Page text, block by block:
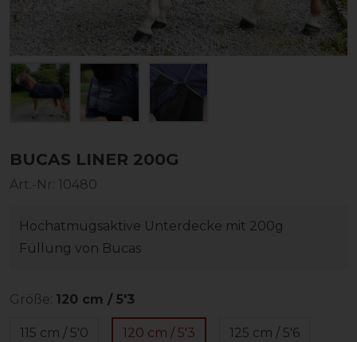
BUCAS LINER 200G
Art.-Nr: 10480
Hochatmugsaktive Unterdecke mit 200g
Füllung von Bucas
Größe: 120 cm / 5'3
115 cm / 5'0 120 cm / 5'3 125 cm / 5'6